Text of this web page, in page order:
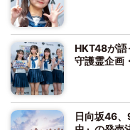
HKT48が語
守護霊企画
日向坂46